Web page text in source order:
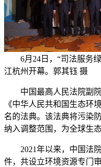
6月24日，“司法服务
江杭州开幕。郭其钰 摄
中国最高人民法院副院
《中华人民共和国生态环
名的法典。该法典将污染
纳入调整范围，为全球生
2021年以来，中国法院
件，共设立环境资源专门